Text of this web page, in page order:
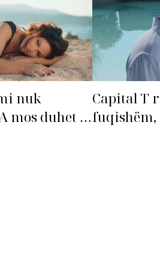
nuk
mos duhet të
Capital T
fuqishëm,
premton